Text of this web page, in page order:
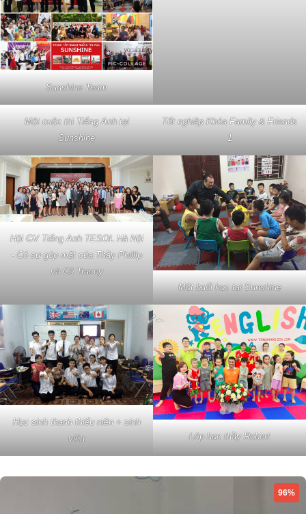
Sunshine Team
Một cuộc thi Tiếng Anh tại
Sunshine
Tốt nghiệp Khóa Family & Friends
1
Hội GV Tiếng Anh TESOL Hà Nội
- Có sự góp mặt của Thầy Phillip
và Cô Tracey
Một buổi học tại Sunshine
Học sinh thanh thiếu niên + sinh
viên
Lớp học thầy Robert
96%